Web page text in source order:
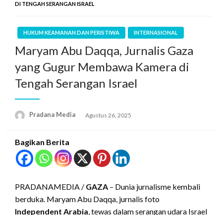
DI TENGAH SERANGAN ISRAEL
HUKUM KEAMANAN DAN PERISTIWA INTERNASIONAL
Maryam Abu Daqqa, Jurnalis Gaza
yang Gugur Membawa Kamera di
Tengah Serangan Israel
Pradana Media Agustus 26, 2025
Bagikan Berita
PRADANAMEDIA / GAZA – Dunia jurnalisme kembali
berduka. Maryam Abu Daqqa, jurnalis foto
Independent Arabia, tewas dalam serangan udara Israel